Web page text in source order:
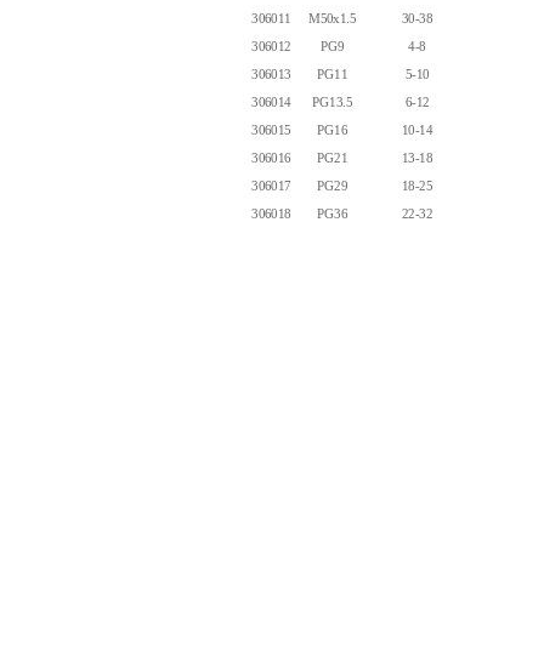
306011
M50x1.5 30-38
306012
PG9 4-8
306013
PG11 5-10
306014
PG13.5 6-12
306015
PG16 10-14
306016
PG21 13-18
306017
PG29 18-25
306018
PG36 22-32